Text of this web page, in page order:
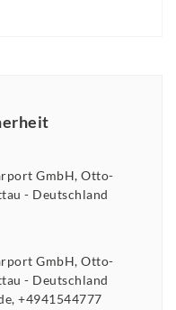
GmbH Otto-
Deutschland
GmbH Otto-
Deutschland
+4941544777